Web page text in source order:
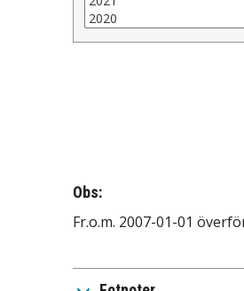
Obs:
Fr.o.m. 2007-01-01